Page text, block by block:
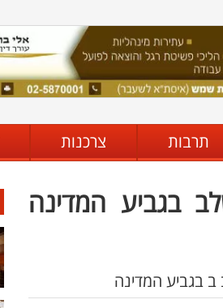
תרבות צרכנות
בגביע המדינה
ב בגביע המדינה